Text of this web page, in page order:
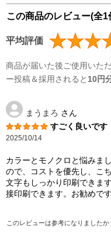
この商品のレビュー(全1
平均評価
商品が届いた後ご使用いただ
ー投稿＆採用されると 10円
まうまろ さん
すごく良いです
2025/10/14
カラーとモノクロと悩みま
ので、コストを優先し、こ
文字もしっかり印刷できま
接印刷できます。お勧めです
このレビューは参考になりましたか